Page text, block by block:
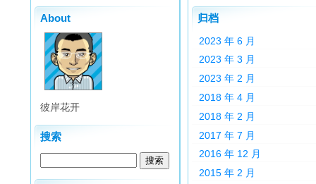
About
彼岸花开
搜索
归档
2023 年 6 月
2023 年 3 月
2023 年 2 月
2018 年 4 月
2018 年 2 月
2017 年 7 月
2016 年 12 月
2015 年 2 月